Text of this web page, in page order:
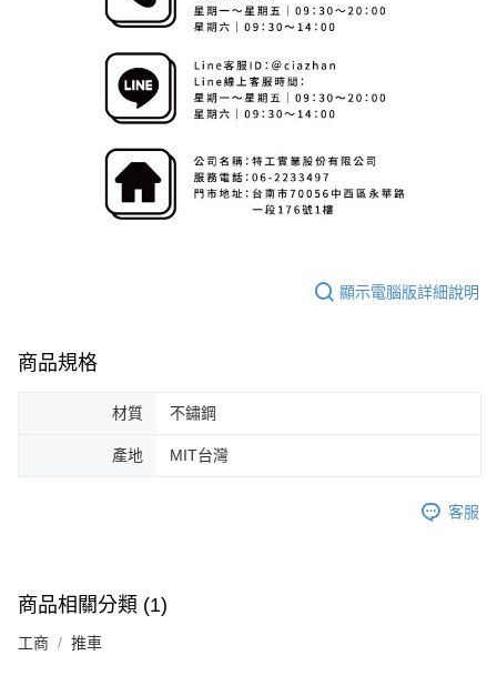
顯示電腦版詳細說明
商品規格
材質 不鏽鋼
產地 MIT台灣
客服
商品相關分類 (1)
工商 推車